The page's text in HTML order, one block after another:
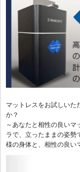
マットレスをお試しいた
か？
～あなたと相性の良い
ラで、立ったままの姿勢
様の身体と、相性の良い